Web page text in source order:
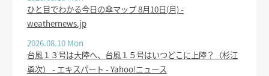
ひと目でわかる今日の傘マップ 8月10日(月) -
weathernews.jp
2026.08.10 Mon
台風１３号は大陸へ、台風１５号はいつどこに上陸？（杉江
勇次） - エキスパート - Yahoo!ニュース